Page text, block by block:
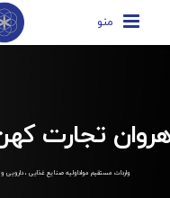
منو
تجارت
واردات مستقیم مواداولیه صنایع غذایی ، دارویی